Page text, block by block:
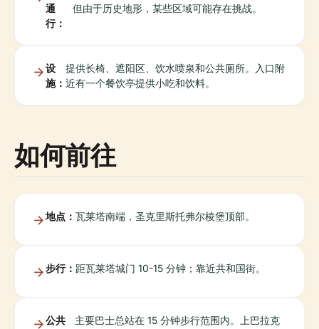
通
行：
但由于历史地形，某些区域可能存在挑战。
设
施：
提供长椅、遮阳区、饮水喷泉和公共厕所。入口附
近有一个餐饮亭提供小吃和饮料。
如何前往
地点： 瓦莱塔南端，圣克里斯托弗尔棱堡顶部。
步行： 距瓦莱塔城门 10-15 分钟；靠近共和国街。
公共
主要巴士总站在 15 分钟步行范围内。上巴拉克